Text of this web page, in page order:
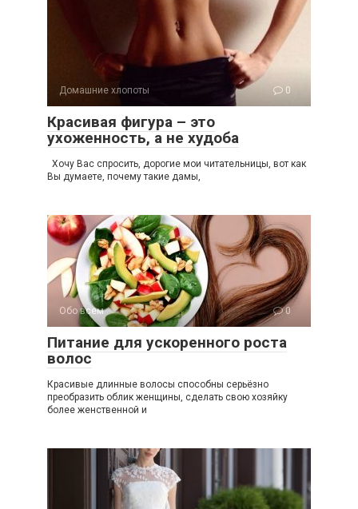
Домашние хлопоты 0
Красивая фигура – это
ухоженность, а не худоба
Хочу Вас спросить, дорогие мои читательницы, вот как
Вы думаете, почему такие дамы,
Обо всем 0
Питание для ускоренного роста
волос
Красивые длинные волосы способны серьёзно
преобразить облик женщины, сделать свою хозяйку
более женственной и